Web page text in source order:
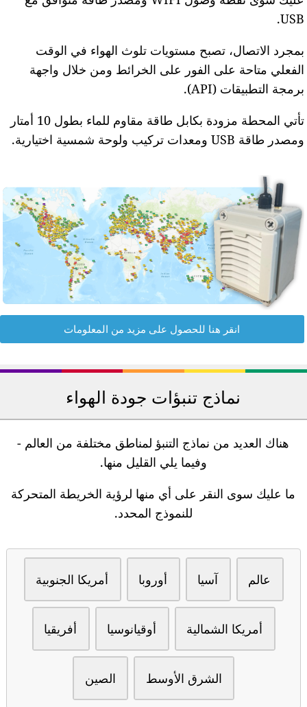
USB.
بمجرد الاتصال، تصبح مستويات تلوث الهواء في الوقت
الفعلي متاحة على الفور على الخرائط ومن خلال واجهة
برمجة التطبيقات (API).
تأتي المحطة مزودة بكابل طاقة مقاوم للماء بطول 10 أمتار
ومصدر طاقة USB ومعدات تركيب ولوحة شمسية اختيارية.
انقر هنا للحصول على مزيد من المعلومات
نماذج تنبؤات جودة الهواء
هناك العديد من نماذج التنبؤ لمناطق مختلفة من العالم -
وفيما يلي القليل منها.
ما عليك سوى النقر على أي منها لرؤية الخريطة المتحركة
للنموذج المحدد.
عالم آسيا أوروبا أمريكا الجنوبية
أمريكا الشمالية أوقيانوسيا أفريقيا
الشرق الأوسط الصين